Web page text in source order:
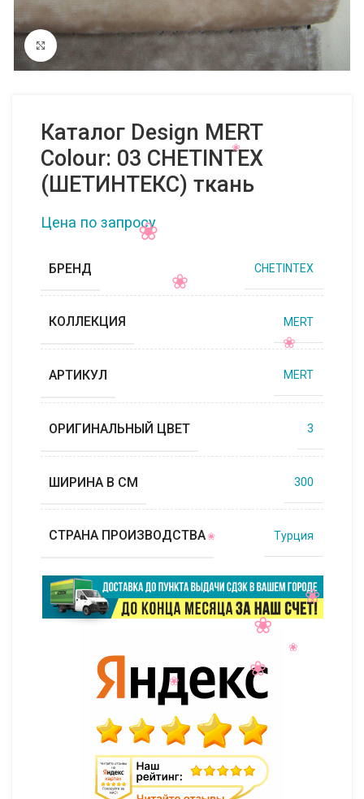
Нажмите, чтобы увеличить
Каталог Design MERT
Colour: 03 CHETINTEX
(ШЕТИНТЕКС) ткань
Цена по запросу
БРЕНД CHETINTEX
КОЛЛЕКЦИЯ MERT
АРТИКУЛ MERT
ОРИГИНАЛЬНЫЙ ЦВЕТ 3
ШИРИНА В СМ 300
СТРАНА ПРОИЗВОДСТВА Турция